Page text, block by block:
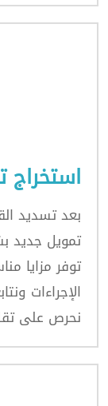
استخراج
بعد تسديد
تمويل جديد
توفر مزايا
الإجراءات
نحرص على